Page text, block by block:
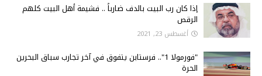
إذا كان رب البيت بالدف ضارباً .. فشيمة أهل البيت كلهم
الرقص
أغسطس 23, 2021
"فورمولا 1".. فرستابن يتفوق في آخر تجارب سباق البحرين
الحرة